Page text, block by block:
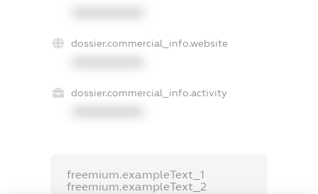
dossier.commercial_info.website
dossier.commercial_info.activity
freemium.exampleText_1
freemium.exampleText_2